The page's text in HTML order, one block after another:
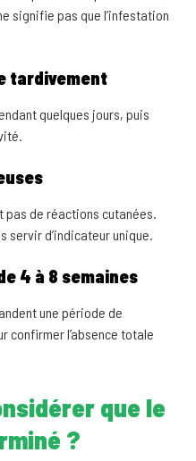
signifie pas que l’infestation
tardivement
quelques jours, puis
pas de réactions cutanées.
servir d’indicateur unique.
4 à 8 semaines
une période de
confirmer l’absence totale
que le
?